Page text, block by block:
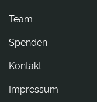
Team
Spenden
tkatnoK
Impressum